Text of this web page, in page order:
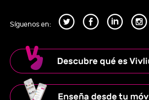
Síguenos en: